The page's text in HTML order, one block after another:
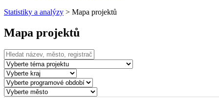
Statistiky a analýzy > Mapa projektů
Mapa projektů